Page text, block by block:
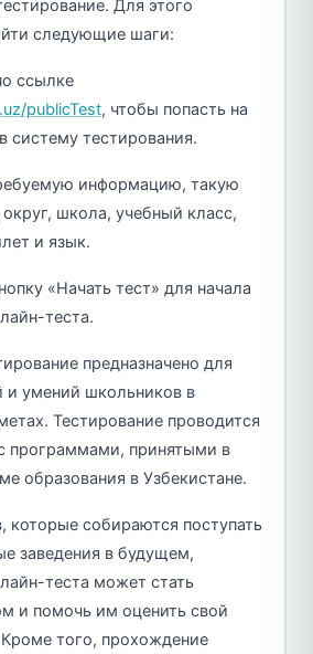
Для этого
следующие шаги:
ссылке
publicTest, чтобы попасть на
систему тестирования.
информацию, такую
школа, учебный класс,
и язык.
«Начать тест» для начала
теста.
предназначено для
и умений школьников в
Тестирование проводится
программами, принятыми в
образования в Узбекистане.
которые собираются поступать
заведения в будущем,
теста может стать
и помочь им оценить свой
того, прохождение